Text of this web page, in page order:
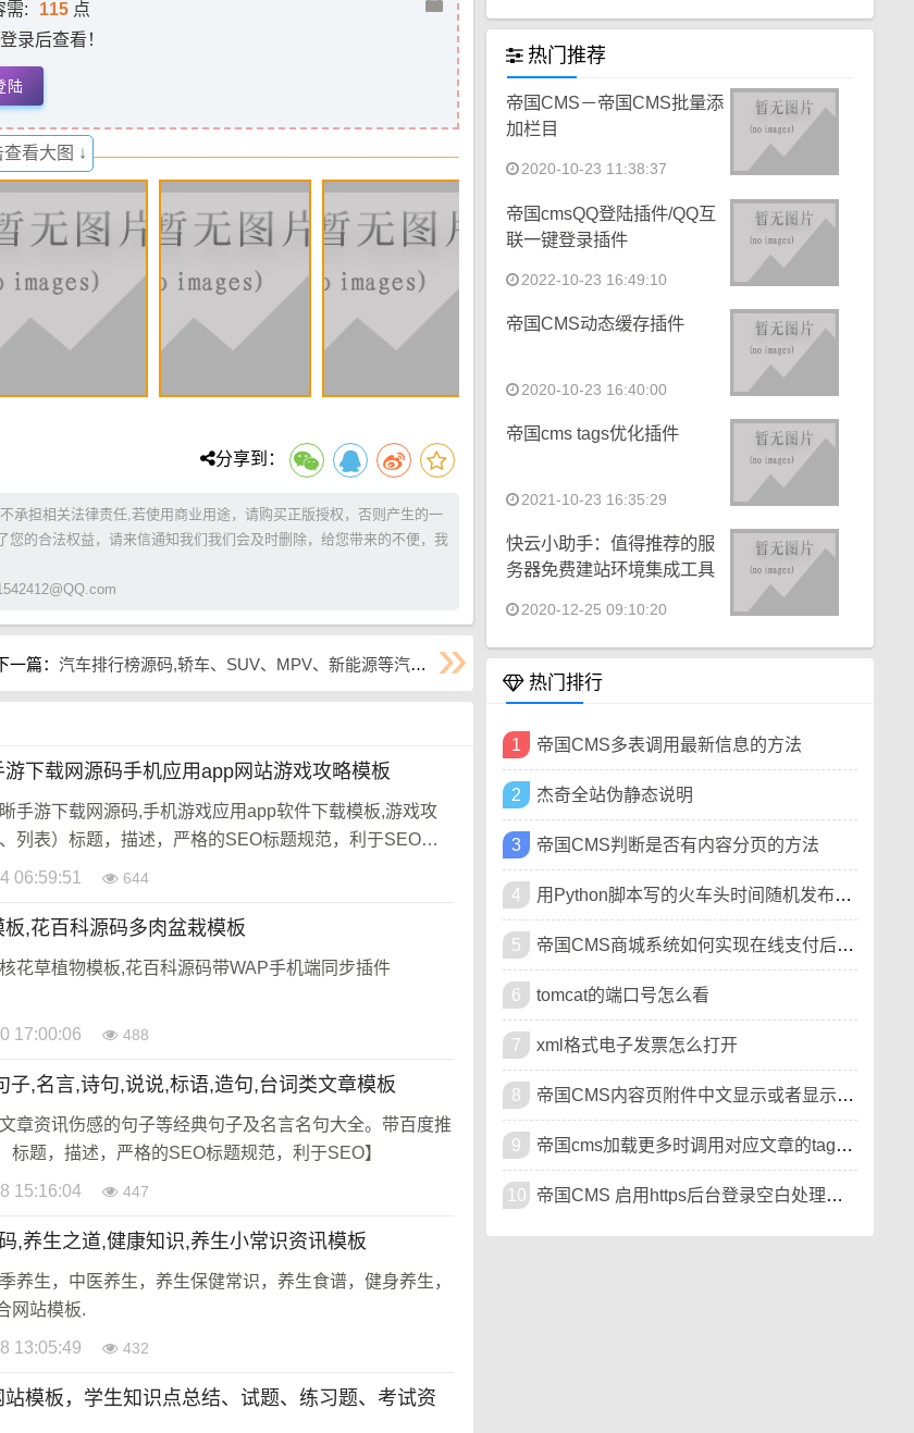
需: 115点
录后查看！
陆
看大图 ↓
分享到：
承担相关法律责任,若使用商业用途，请购买正版授权，否则产生的一
的合法权益，请来信通知我们我们会及时删除，给您带来的不便，我
一篇： 汽车排行榜源码,轿车、SUV、MPV、新能源等汽车销量排行类资讯模板
下载网源码手机应用app网站游戏攻略模板
手游下载网源码,手机游戏应用app软件下载模板,游戏攻
列表）标题，描述，严格的SEO标题规范，利于SEO】
06:59:51 644
,花百科源码多肉盆栽模板
花草植物模板,花百科源码带WAP手机端同步插件
17:00:06 488
子,名言,诗句,说说,标语,造句,台词类文章模板
章资讯伤感的句子等经典句子及名言名句大全。带百度推
标题，描述，严格的SEO标题规范，利于SEO】
15:16:04 447
,养生之道,健康知识,养生小常识资讯模板
养生，中医养生，养生保健常识，养生食谱，健身养生，
网站模板.
13:05:49 432
模板，学生知识点总结、试题、练习题、考试资
热门推荐
帝国CMS－帝国CMS批量添
加栏目
2020-10-23 11:38:37
帝国cmsQQ登陆插件/QQ互
联一键登录插件
2022-10-23 16:49:10
帝国CMS动态缓存插件
2020-10-23 16:40:00
帝国cms tags优化插件
2021-10-23 16:35:29
快云小助手：值得推荐的服
务器免费建站环境集成工具
2020-12-25 09:10:20
热门排行
1 帝国CMS多表调用最新信息的方法
2 杰奇全站伪静态说明
3 帝国CMS判断是否有内容分页的方法
4 用Python脚本写的火车头时间随机发布插件
5 帝国CMS商城系统如何实现在线支付后发送订单邮件提醒功能
6 tomcat的端口号怎么看
7 xml格式电子发票怎么打开
8 帝国CMS内容页附件中文显示或者显示代码名称下载
9 帝国cms加载更多时调用对应文章的tags标签和链接
10 帝国CMS 启用https后台登录空白处理方法